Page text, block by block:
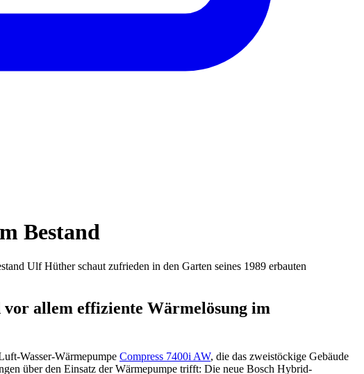
Bestand
Ulf Hüther schaut zufrieden in den Garten seines 1989 erbauten
allem effiziente Wärmelösung im
Wasser-Wärmepumpe Compress 7400i AW, die das zweistöckige Gebäude
über den Einsatz der Wärmepumpe trifft: Die neue Bosch Hybrid-